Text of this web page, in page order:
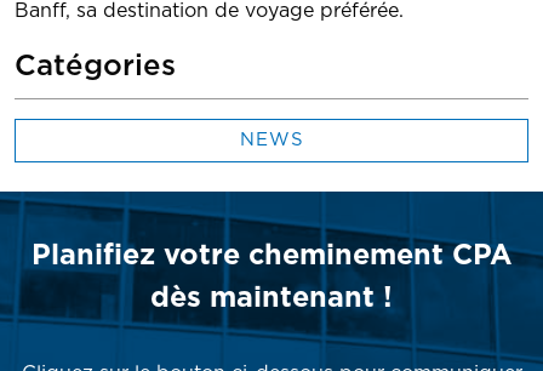
Banff, sa destination de voyage préférée.
Catégories
NEWS
Planifiez votre cheminement CPA
dès maintenant !